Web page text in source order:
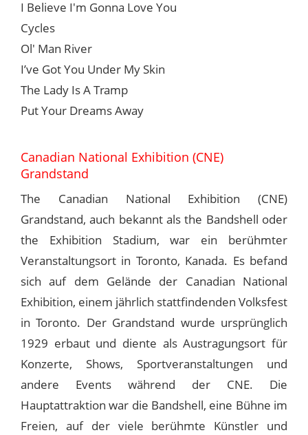
I Believe I'm Gonna Love You
Cycles
Ol' Man River
I’ve Got You Under My Skin
The Lady Is A Tramp
Put Your Dreams Away
Canadian National Exhibition (CNE)
Grandstand
The Canadian National Exhibition (CNE)
Grandstand, auch bekannt als the Bandshell oder
the Exhibition Stadium, war ein berühmter
Veranstaltungsort in Toronto, Kanada. Es befand
sich auf dem Gelände der Canadian National
Exhibition, einem jährlich stattfindenden Volksfest
in Toronto. Der Grandstand wurde ursprünglich
1929 erbaut und diente als Austragungsort für
Konzerte, Shows, Sportveranstaltungen und
andere Events während der CNE. Die
Hauptattraktion war die Bandshell, eine Bühne im
Freien, auf der viele berühmte Künstler und